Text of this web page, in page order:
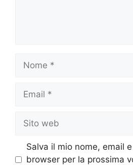
web
Salva il mio nome, email
browser per la prossima